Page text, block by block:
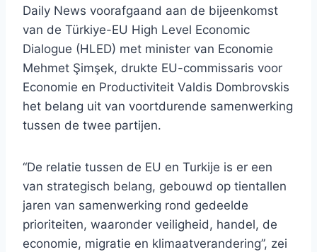
Daily News voorafgaand aan de bijeenkomst
van de Türkiye-EU High Level Economic
Dialogue (HLED) met minister van Economie
Mehmet Şimşek, drukte EU-commissaris voor
Economie en Productiviteit Valdis Dombrovskis
het belang uit van voortdurende samenwerking
tussen de twee partijen.
“De relatie tussen de EU en Turkije is er een
van strategisch belang, gebouwd op tientallen
jaren van samenwerking rond gedeelde
prioriteiten, waaronder veiligheid, handel, de
economie, migratie en klimaatverandering”, zei